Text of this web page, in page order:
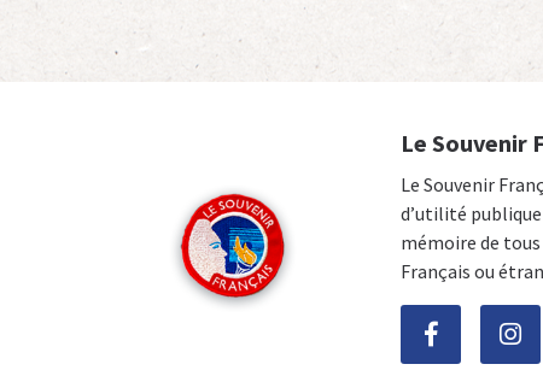
Le Souvenir
Le Souvenir
d’utilité
mémoire de
Français ou